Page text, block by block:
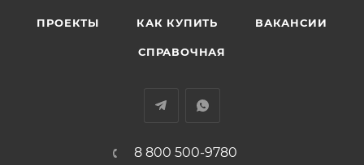
ПРОЕКТЫ КАК КУПИТЬ ВАКАНСИИ
СПРАВОЧНАЯ
8 800 500-9780